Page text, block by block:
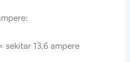
13,6 ampere